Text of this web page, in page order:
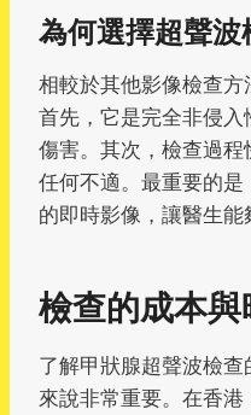
為何選擇超聲波
相較於其他影像檢查方
首先，它是完全非侵
傷害。其次，檢查過
任何不適。最重要的
的即時影像，讓醫生能
檢查的成本與
了解甲狀腺超聲波檢
來說非常重要。在香